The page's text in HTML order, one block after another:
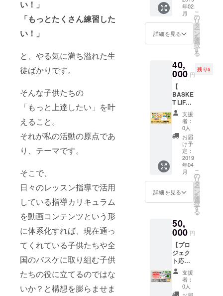
い！」
「もっとたくさん練習した
い！」
と、やる気に満ち溢れた生
徒ばかりです。
そんな子供たちの
「もっと上達したい」を叶
えること。
それが私の活動の原点であ
り、テーマです。
そこで、
日々のレッスン指導で活用
している指導カリキュラム
を動画コンテンツという形
に体系化すれば、現在通っ
てくれている子供たちや全
国のバスケに取り組む子供
たちの役に立てるのではな
いか？と構想を膨らませま
０人。ス
ポーツ指導
歴１２年の
経験と知識
も分かりや
すく発信。
用Web
サイト
へのア
方法と
会員登
のご案
内メー
ルを送
付致し
ます。
※会員登
録後
３ヶ月
経過す
ると自
動更新
となり
ますの
で、更
新され
合は会
員登
経過前
に事前
にサ
ポート
までご
連絡く
ださ
い。
アドレ
スへお
礼動画
メッ
ます。
※オリジ
ナル
グッズ
＆お礼
メッ
セージ
は、プ
ロジェ
クト終
了後の
2019年
2月中に
お送り
致しま
コーチ
ングサ
ポー
ト』を
（※通常
料金で
6ヶ月利
用に比
べ
¥2,500~
¥3,000
程度、
お得に
ご利用
できま
す） さ
らにマ
ンツー
マン
レッス
ンチ
¥5,000
相当）
も送付
致しま
す。 →
岐阜
県・池
田町に
ある当
てプレ
ゼント
＆お礼
メッ
セー
ジ】 プ
クト応
援の大
きな感
謝の気
持ちと
して、
オリジ
ナル
グッズ
４点全
てとお
礼動画
メッ
セージ
をお届
けしま
す。 プ
けて更
なる品
質向上
に役立
てま
す。 オ
リジナ
ルグッ
ズは、
年02
月
詳細を見る
こ
の
リ
タ
ー
ン
を
選
択
す
る
40,
000 円
残り5
【
BASKE
T LIFE
１年間
無料招
待の権
利＆マ
ンツー
マン
レッス
ン２回
分＆お
礼メッ
セージ
】 当オ
ンライ
クール
へ１年
間、無
料招
待。
『全150
本の動
画レッ
スン見
放題』
支援
者：
0人
お届
け予
定：
2019
年04
月
詳細を見る
こ
の
リ
タ
ー
ン
を
選
択
す
る
50,
000 円
【プロ
ジェク
ト応援
感謝の
気持ち
《 特大
》＆オ
支援
者：
0人